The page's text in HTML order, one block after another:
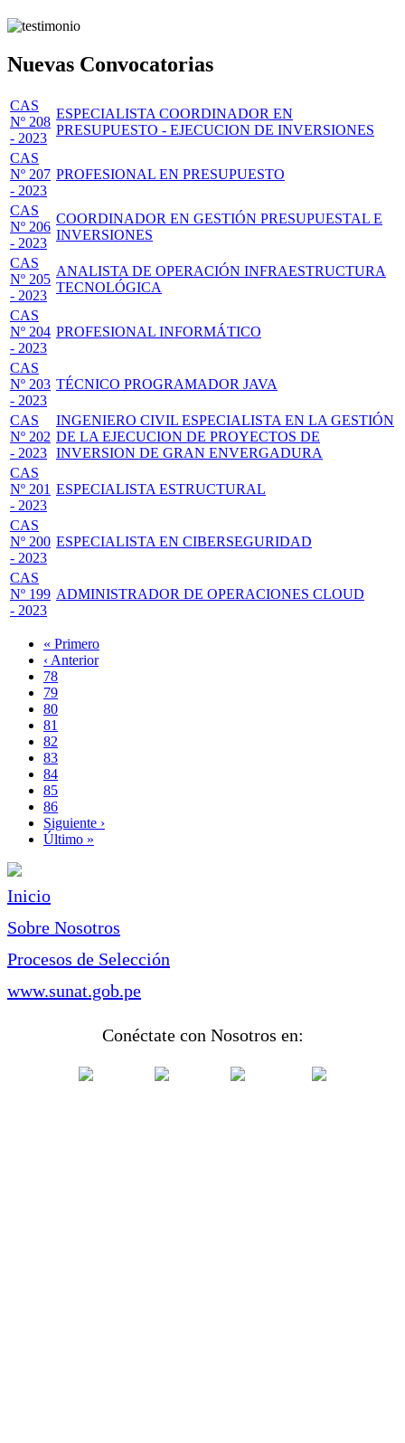
Nuevas Convocatorias
CAS
Nº 208
- 2023
ESPECIALISTA COORDINADOR EN
PRESUPUESTO - EJECUCION DE INVERSIONES
CAS
Nº 207
- 2023
PROFESIONAL EN PRESUPUESTO
CAS
Nº 206
- 2023
COORDINADOR EN GESTIÓN PRESUPUESTAL E
INVERSIONES
CAS
Nº 205
- 2023
ANALISTA DE OPERACIÓN INFRAESTRUCTURA
TECNOLÓGICA
CAS
Nº 204
- 2023
PROFESIONAL INFORMÁTICO
CAS
Nº 203
- 2023
TÉCNICO PROGRAMADOR JAVA
CAS
Nº 202
- 2023
INGENIERO CIVIL ESPECIALISTA EN LA GESTIÓN
DE LA EJECUCION DE PROYECTOS DE
INVERSION DE GRAN ENVERGADURA
CAS
Nº 201
- 2023
ESPECIALISTA ESTRUCTURAL
CAS
Nº 200
- 2023
ESPECIALISTA EN CIBERSEGURIDAD
CAS
Nº 199
- 2023
ADMINISTRADOR DE OPERACIONES CLOUD
Paginación
Primera
página
« Primero
Página
anterior
‹ Anterior
Page
78
Page
79
Page
80
Page
81
Página
actual
82
Page
83
Page
84
Page
85
Page
86
Siguiente
página
Siguiente ›
Última
Último »
Inicio
Sobre Nosotros
Procesos de Selección
www.sunat.gob.pe
Conéctate con Nosotros en: